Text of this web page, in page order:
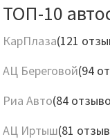
ТОП-10
КарПлаза(121
АЦ Береговой(94
Риа Авто(84
АЦ Иртыш(81